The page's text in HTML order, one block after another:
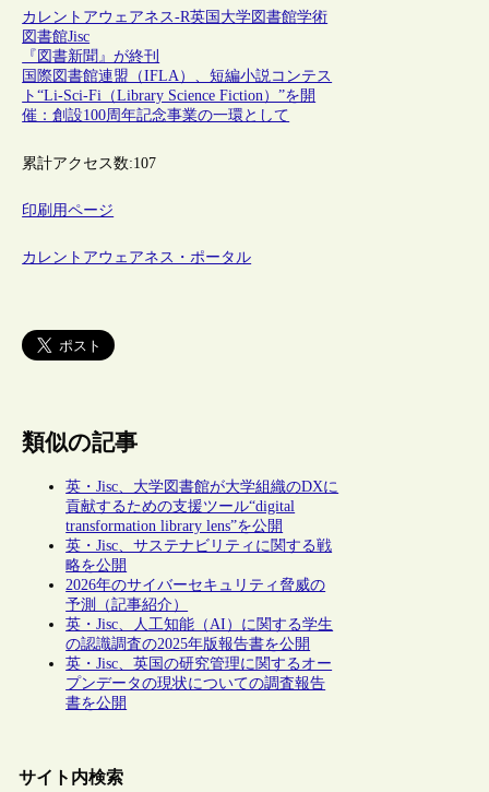
カレントアウェアネス-R英国 大学図書館学術
図書館Jisc
『図書新聞』が終刊
国際図書館連盟（IFLA）、短編小説コンテス
ト“Li-Sci-Fi（Library Science Fiction）”を開
催：創設100周年記念事業の一環として
累計アクセス数:107
印刷用ページ
カレントアウェアネス・ポータル
類似の記事
英・Jisc、大学図書館が大学組織のDXに
貢献するための支援ツール“digital
transformation library lens”を公開
英・Jisc、サステナビリティに関する戦
略を公開
2026年のサイバーセキュリティ脅威の
予測（記事紹介）
英・Jisc、人工知能（AI）に関する学生
の認識調査の2025年版報告書を公開
英・Jisc、英国の研究管理に関するオー
プンデータの現状についての調査報告
書を公開
サイト内検索